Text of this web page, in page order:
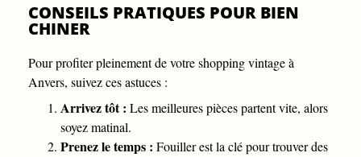
CONSEILS PRATIQUES POUR BIEN
CHINER
Pour profiter pleinement de votre shopping vintage à
Anvers, suivez ces astuces :
Arrivez tôt : Les meilleures pièces partent vite, alors
soyez matinal.
Prenez le temps : Fouiller est la clé pour trouver des